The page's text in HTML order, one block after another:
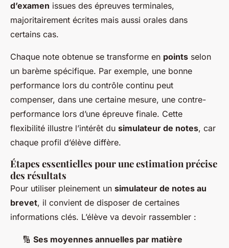
d’examen issues des épreuves terminales,
majoritairement écrites mais aussi orales dans
certains cas.
Chaque note obtenue se transforme en points selon
un barème spécifique. Par exemple, une bonne
performance lors du contrôle continu peut
compenser, dans une certaine mesure, une contre-
performance lors d’une épreuve finale. Cette
flexibilité illustre l’intérêt du simulateur de notes, car
chaque profil d’élève diffère.
Étapes essentielles pour une estimation précise
des résultats
Pour utiliser pleinement un simulateur de notes au
brevet, il convient de disposer de certaines
informations clés. L’élève va devoir rassembler :
🔢 Ses moyennes annuelles par matière